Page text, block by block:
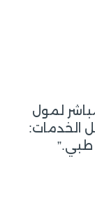
لمول
الخدمات: